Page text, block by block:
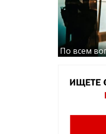
По всем